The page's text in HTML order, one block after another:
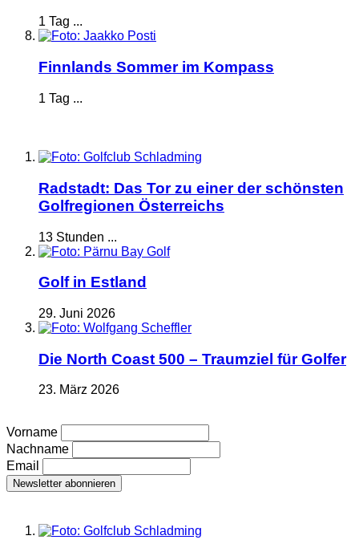
1 Tag ...
Finnlands Sommer im Kompass
1 Tag ...
Radstadt: Das Tor zu einer der schönsten
Golfregionen Österreichs
13 Stunden ...
Golf in Estland
29. Juni 2026
Die North Coast 500 – Traumziel für Golfer
23. März 2026
Vorname
Nachname
Email